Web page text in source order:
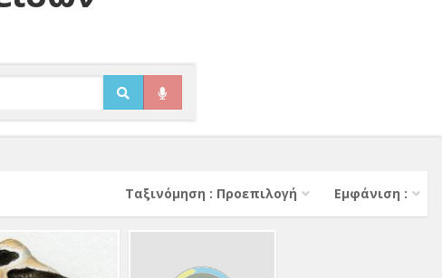
Εμφάνιση :
Тαξινόμηση : Προεπιλογή